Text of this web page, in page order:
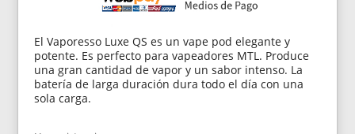
El Vaporesso Luxe QS es un vape pod elegante y
potente. Es perfecto para vapeadores MTL. Produce
una gran cantidad de vapor y un sabor intenso. La
batería de larga duración dura todo el día con una
sola carga.